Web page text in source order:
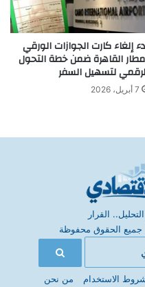
إلغاء كارت الجوازات الورقي
القاهرة ضمن خطة التحول
لتسهيل السفر
7 أبريل، 2026
القرار
جميع الحقوق محفوظة
الاستخدام من نحن